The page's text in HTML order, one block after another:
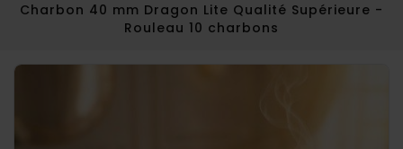
Charbon 40 mm Dragon Lite Qualité Supérieure -
Rouleau 10 charbons